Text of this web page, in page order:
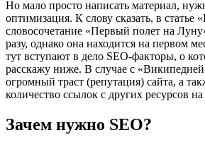
Но мало просто написать материал,
оптимизация. К слову сказать, в статье
словосочетание «Первый полет на
разу, однако она находится на первом
тут вступают в дело SEO-факторы, о
расскажу ниже. В случае с
огромный траст (репутация) сайта, а
количество ссылок с других ресурсов на
Зачем нужно SEO?